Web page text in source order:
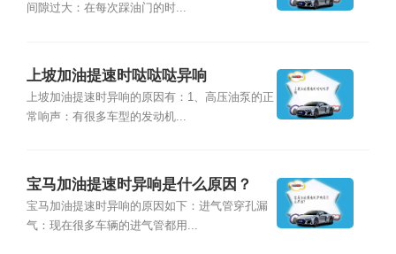
间隙过大：在每次踩油门的时...
上坡加油提速时哒哒哒异响
上坡加油提速时异响的原因有：1、高压油泵的正
常响声：有很多车型的发动机...
宝马加油提速时异响是什么原因？
宝马加油提速时异响的原因如下：进气管穿孔漏
气：现在很多车辆的进气管都用...